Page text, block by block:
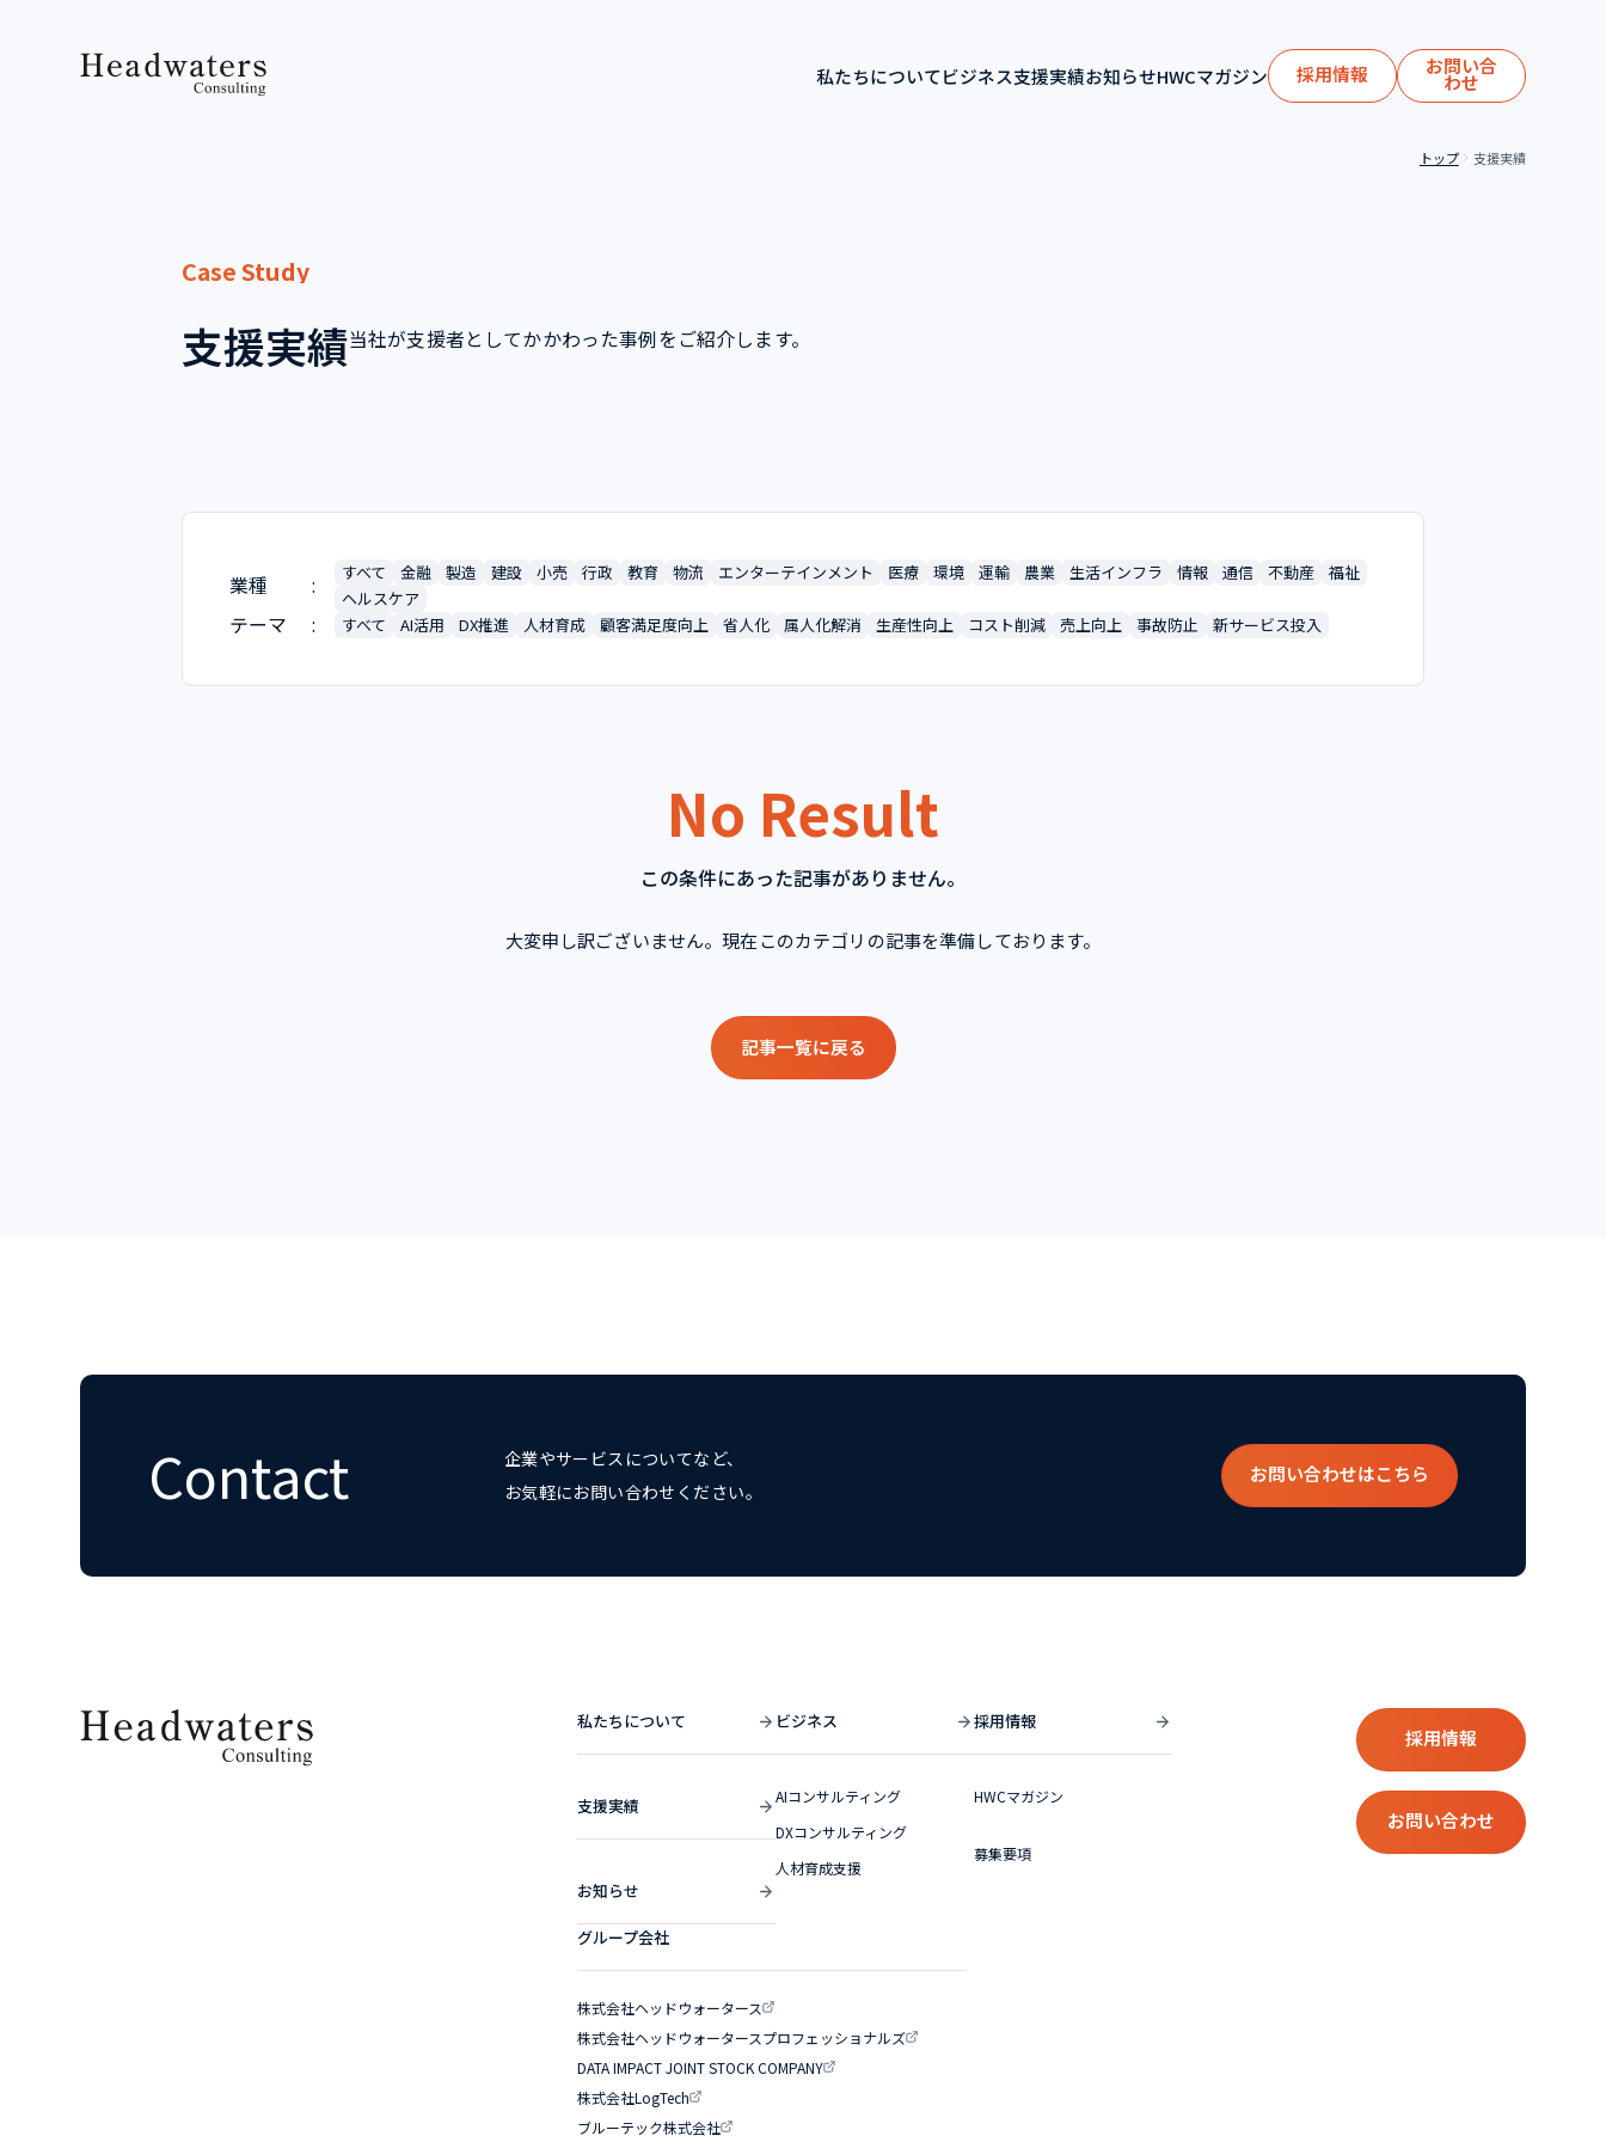
私たちについてビジネス支援実績お知らせHWCマガジン 採用情報 お問い合
わせ
トップ 支援実績
Case Study
支援実績当社が支援者としてかかわった事例をご紹介します。
業種 すべて 金融 製造 建設 小売 行政 教育 物流 エンターテインメント 医療 環境 運輸 農業 生活インフラ 情報 通信 不動産
福祉
ヘルスケア
テーマ すべて AI活用 DX推進 人材育成 顧客満足度向上 省人化 属人化解消 生産性向上 コスト削減 売上向上 事故防止 新サービス投入
No Result
この条件にあった記事がありません。
大変申し訳ございません。現在このカテゴリの記事を準備しております。
記事一覧に戻る
Contact
企業やサービスについてなど、
お気軽にお問い合わせください。
お問い合わせはこちら
私たちについて
支援実績
お知らせ
ビジネス
AIコンサルティング
DXコンサルティング
人材育成支援
採用情報
HWCマガジン
募集要項
グループ会社
株式会社ヘッドウォータース
株式会社ヘッドウォータースプロフェッショナルズ
DATA IMPACT JOINT STOCK COMPANY
株式会社LogTech
ブルーテック株式会社
採用情報
お問い合わせ